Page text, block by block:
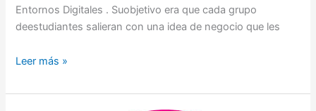
Entornos Digitales . Suobjetivo era que cada grupo
deestudiantes salieran con una idea de negocio que les
Leer más »